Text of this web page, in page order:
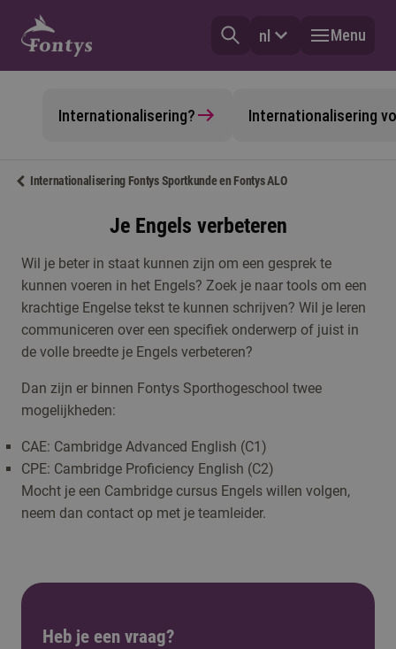
nl Menu
Internationalisering? Internationalisering
Internationalisering Fontys Sportkunde en Fontys ALO
Je Engels verbeteren
Wil je beter in staat kunnen zijn om een gesprek te
kunnen voeren in het Engels? Zoek je naar tools om een
krachtige Engelse tekst te kunnen schrijven? Wil je leren
communiceren over een specifiek onderwerp of juist in
de volle breedte je Engels verbeteren?
Dan zijn er binnen Fontys Sporthogeschool twee
mogelijkheden:
CAE: Cambridge Advanced English (C1)
CPE: Cambridge Proficiency English (C2)
Mocht je een Cambridge cursus Engels willen volgen,
neem dan contact op met je teamleider.
Heb je een vraag?